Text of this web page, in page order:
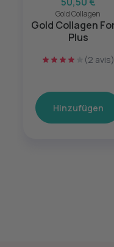
Gold Collagen
Gold Collagen
Plus
(2 avis)
Hinzufügen